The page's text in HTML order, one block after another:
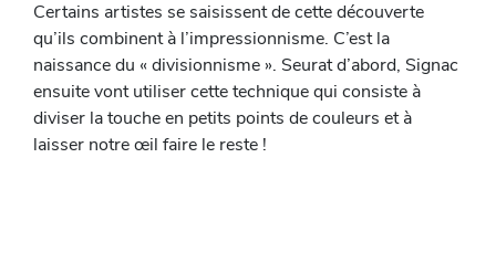
Certains artistes se saisissent de cette découverte
qu’ils combinent à l’impressionnisme. C’est la
naissance du « divisionnisme ». Seurat d’abord, Signac
ensuite vont utiliser cette technique qui consiste à
diviser la touche en petits points de couleurs et à
laisser notre œil faire le reste !